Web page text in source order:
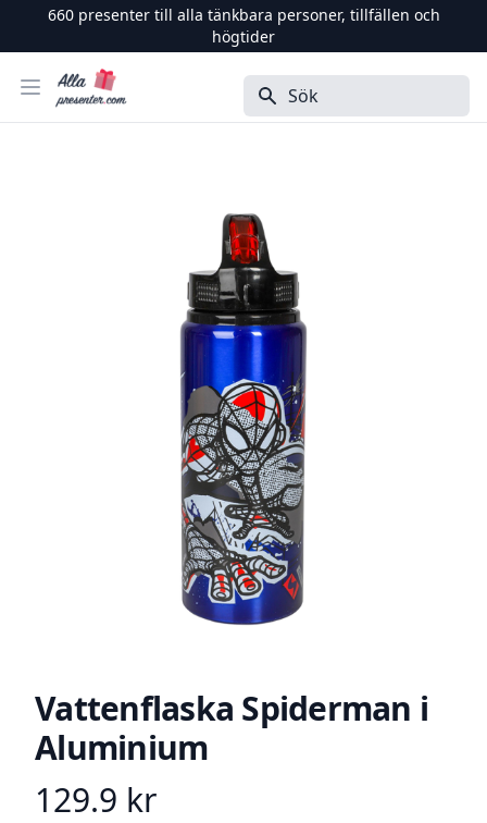
660presenter till alla tänkbara personer, tillfällen och
högtider
Öppna menyn
Alla Presenter Sök
Vattenflaska Spiderman i
Aluminium
Product information
129.9 kr